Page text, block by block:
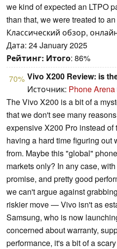
we kind of expected an LTPO
than that, we were treated to
Классический обзор,
Дата: 24 January 2025
Рейтинг: Итого: 86%
70% Vivo X200 Review: is
Источник: Phone Arena
The Vivo X200 is a bit of a
that we don't see many
expensive X200 Pro instead
having a hard time figuring out
from. Maybe this "global"
markets only? In any case,
promise, and pretty good
we can't argue against
riskier move — Vivo isn't as
Samsung, who is now
concerned about warranty,
performance, it's a bit of a